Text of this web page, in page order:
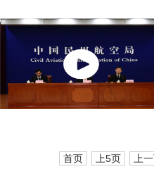
首页 上5页 上